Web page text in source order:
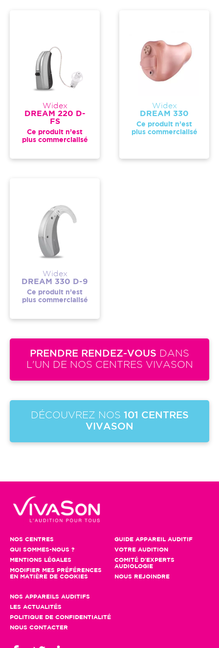
Widex
DREAM 220 D-
FS
Ce produit n’est
plus commercialisé
Widex
DREAM 330
Ce produit n’est
plus commercialisé
Widex
DREAM 330 D-9
Ce produit n’est
plus commercialisé
PRENDRE RENDEZ-VOUS DANS
L'UN DE NOS CENTRES VIVASON
DÉCOUVREZ NOS 101 CENTRES
VIVASON
NOS CENTRES
QUI SOMMES-NOUS ?
MENTIONS LÉGALES
MODIFIER MES PRÉFÉRENCES
EN MATIÈRE DE COOKIES
GUIDE APPAREIL AUDITIF
VOTRE AUDITION
COMITÉ D'EXPERTS
AUDIOLOGIE
NOUS REJOINDRE
NOS APPAREILS AUDITIFS
LES ACTUALITÉS
POLITIQUE DE CONFIDENTIALITÉ
NOUS CONTACTER